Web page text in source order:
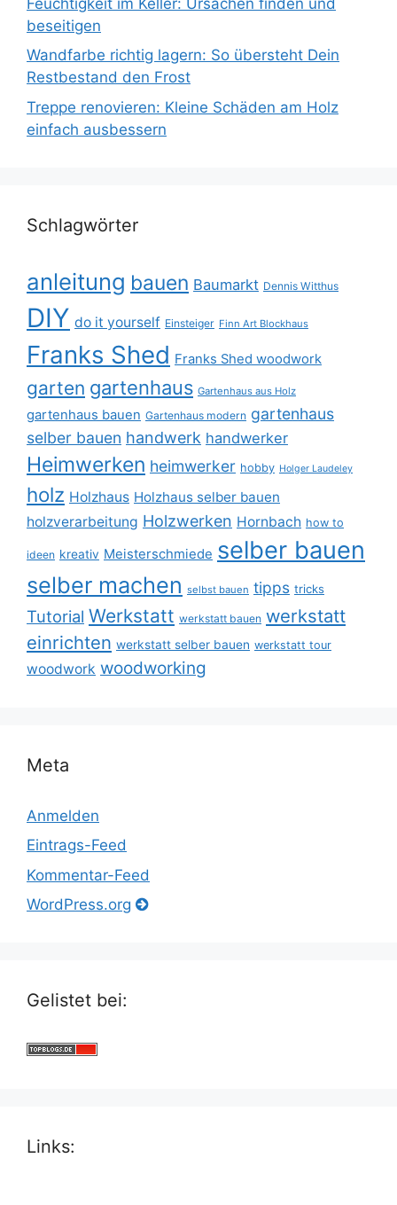
beseitigen
Wandfarbe richtig lagern: So übersteht Dein
Restbestand den Frost
Treppe renovieren: Kleine Schäden am Holz
einfach ausbessern
Schlagwörter
anleitung bauen Baumarkt Dennis Witthus
DIY do it yourself Einsteiger Finn Art Blockhaus
Franks Shed Franks Shed woodwork
garten gartenhaus Gartenhaus aus Holz
gartenhaus bauen Gartenhaus modern gartenhaus
selber bauen handwerk handwerker
Heimwerken heimwerker hobby Holger Laudeley
holz Holzhaus Holzhaus selber bauen
holzverarbeitung Holzwerken Hornbach how to
ideen kreativ Meisterschmiede selber bauen
selber machen selbst bauen tipps tricks
Tutorial Werkstatt werkstatt bauen werkstatt
einrichten werkstatt selber bauen werkstatt tour
woodwork woodworking
Meta
Anmelden
Eintrags-Feed
Kommentar-Feed
WordPress.org
Gelistet bei:
Links: